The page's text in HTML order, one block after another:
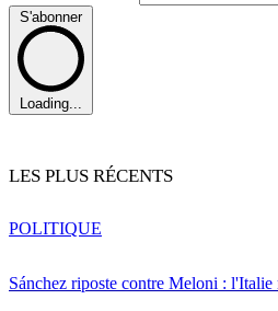
S'abonner
Loading...
LES PLUS RÉCENTS
Sánchez riposte contre Meloni : l'Italie
POLITIQUE